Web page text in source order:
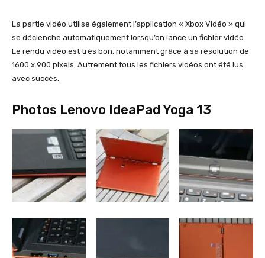
La partie vidéo utilise également l’application « Xbox Vidéo » qui
se déclenche automatiquement lorsqu’on lance un fichier vidéo.
Le rendu vidéo est très bon, notamment grâce à sa résolution de
1600 x 900 pixels. Autrement tous les fichiers vidéos ont été lus
avec succès.
Photos Lenovo IdeaPad Yoga 13